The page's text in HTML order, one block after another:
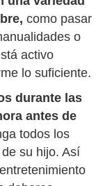
como pasar
o
activo
lo suficiente.
durante las
antes de
todos los
su hijo. Así